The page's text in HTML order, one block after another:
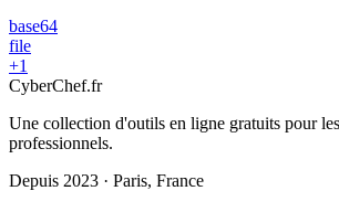
base64
file
+1
CyberChef.fr
Une collection d'outils en ligne gratuits pour
professionnels.
Depuis 2023 · Paris, France